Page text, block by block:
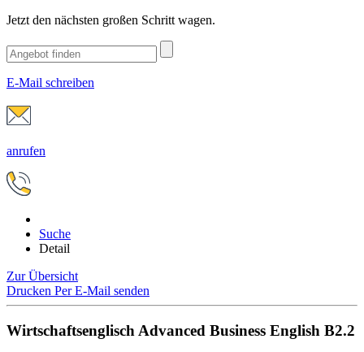
Jetzt den nächsten großen Schritt wagen.
E-Mail schreiben
anrufen
Suche
Detail
Zur Übersicht
Drucken Per E-Mail senden
Wirtschaftsenglisch Advanced Business English B2.2